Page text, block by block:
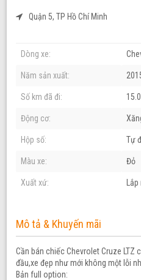
Quận 5, TP Hồ Chí Minh
Dòng xe:
Năm sản xuất:
Số km đã đi:
Động cơ:
Hộp số: Tự
Màu xe: Đỏ
Xuất xứ:
Mô tả & Khuyến mãi
Cần bán chiếc Chevrolet Cruze LTZ
đầu,xe đẹp như mới không một lỗi
Bản full option: